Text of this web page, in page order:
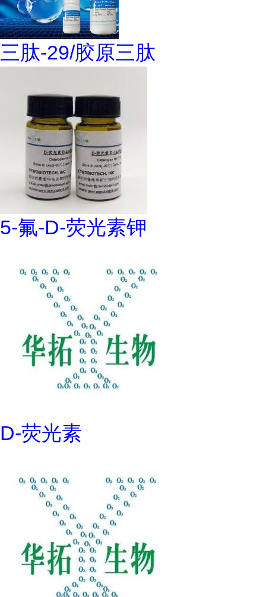
三肽-29/胶原三肽
5-氟-D-荧光素钾
D-荧光素